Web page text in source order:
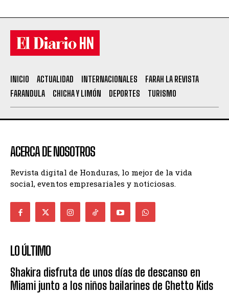
INICIO ACTUALIDAD INTERNACIONALES
FARAH LA REVISTA
FARANDULA
CHICHA Y LIMÓN DEPORTES TURISMO
ACERCA DE NOSOTROS
Revista digital de Honduras, lo mejor de la vida
social, eventos empresariales y noticiosas.
LO ÚLTIMO
Shakira disfruta de unos días de descanso en
Miami junto a los niños bailarines de Ghetto Kids